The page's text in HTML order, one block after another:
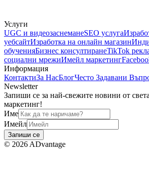
Услуги
UGC и видеозаснеманеSEO услуга
уебсайтИзработка на онлайн магазин
обученияБизнес консултиранеTikTok
социални мрежиИмейл маркетинг
Информация
КонтактиЗа НасБлогЧесто Задавани
Newsletter
Запиши се за най-свежите новини от
маркетинг!
Име
Имейл
Запиши се
© 2026 ADvantage